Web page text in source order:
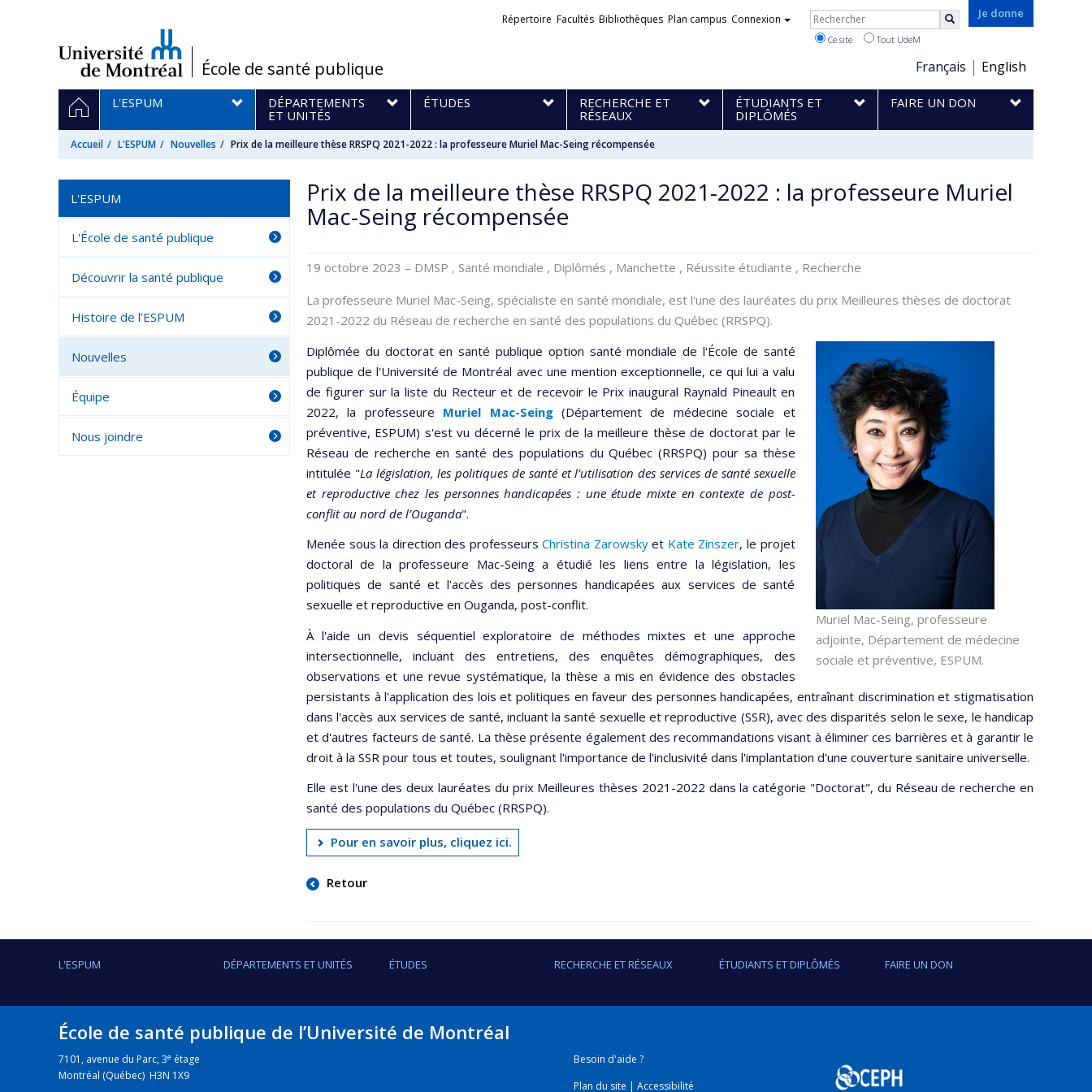
/École de santé publique
Je donne
Choix
de
la
langue
Français English
Liens
Répertoire Facultés Bibliothèques Plan campus Connexion Rechercher
Ce site Tout UdeM
Navigation
principale
ACCUEIL
L'ESPUM
DÉPARTEMENTS
ET UNITÉS
ÉTUDES
RECHERCHE ET
RÉSEAUX
ÉTUDIANTS ET
DIPLÔMÉS
FAIRE UN DON
Accueil L'ESPUM Nouvelles Prix de la meilleure thèse RRSPQ 2021-2022 : la professeure Muriel Mac-Seing récompensée
Prix de la meilleure thèse RRSPQ 2021-2022 : la professeure Muriel
Mac-Seing récompensée
19 octobre 2023 – DMSP , Santé mondiale , Diplômés , Manchette , Réussite étudiante , Recherche
La professeure Muriel Mac-Seing, spécialiste en santé mondiale, est l'une des lauréates du prix Meilleures thèses de doctorat
2021-2022 du Réseau de recherche en santé des populations du Québec (RRSPQ).
Muriel Mac-Seing, professeure
adjointe, Département de médecine
sociale et préventive, ESPUM.
Diplômée du doctorat en santé publique option santé mondiale de l'École de santé
publique de l'Université de Montréal avec une mention exceptionnelle, ce qui lui a valu
de figurer sur la liste du Recteur et de recevoir le Prix inaugural Raynald Pineault en
2022, la professeure Muriel Mac-Seing(Département de médecine sociale et
préventive, ESPUM) s'est vu décerné le prix de la meilleure thèse de doctorat par le
Réseau de recherche en santé des populations du Québec (RRSPQ) pour sa thèse
intitulée "La législation, les politiques de santé et l’utilisation des services de santé sexuelle
et reproductive chez les personnes handicapées : une étude mixte en contexte de post-
conflit au nord de l’Ouganda".
Menée sous la direction des professeursChristina Zarowskyet Kate Zinszer, le projet
doctoral de la professeure Mac-Seing a étudié les liens entre la législation, les
politiques de santé et l'accès des personnes handicapées aux services de santé
sexuelle et reproductive en Ouganda, post-conflit.
À l'aide un devis séquentiel exploratoire de méthodes mixtes et une approche
intersectionnelle, incluant des entretiens, des enquêtes démographiques, des
observations et une revue systématique, la thèse a mis en évidence des obstacles
persistants à l'application des lois et politiques en faveur des personnes handicapées, entraînant discrimination et stigmatisation
dans l'accès aux services de santé, incluant la santé sexuelle et reproductive (SSR), avec des disparités selon le sexe, le handicap
et d'autres facteurs de santé. La thèse présente également des recommandations visant à éliminer ces barrières et à garantir le
droit à la SSR pour tous et toutes, soulignant l'importance de l'inclusivité dans l'implantation d'une couverture sanitaire universelle.
Elle est l'une des deux lauréates du prix Meilleures thèses 2021-2022 dans la catégorie "Doctorat", du Réseau de recherche en
santé des populations du Québec (RRSPQ).
Pour en savoir plus, cliquez ici.
Retour
L'ESPUM
L'École de santé publique
Découvrir la santé publique
Histoire de l'ESPUM
Nouvelles
Équipe
Nous joindre
L'ESPUM DÉPARTEMENTS ET UNITÉS ÉTUDES RECHERCHE ET RÉSEAUX ÉTUDIANTS ET DIPLÔMÉS FAIRE UN DON
École de santé publique de l’Université de Montréal
7101, avenue du Parc, 3e étage
Montréal (Québec) H3N 1X9
Besoin d'aide ?
Plan du site |Accessibilité